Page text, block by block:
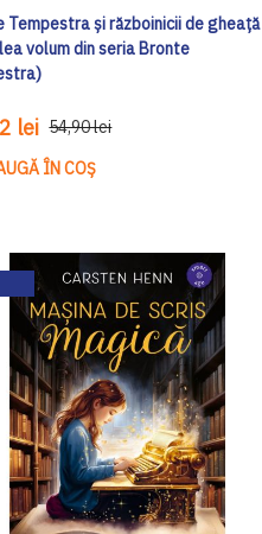
Tempestra și războinicii de gheață
volum din seria Bronte
lei 54,90 lei
ÎN COȘ